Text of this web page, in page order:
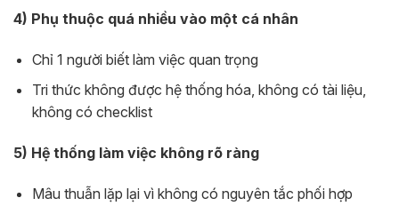
4) Phụ thuộc quá nhiều vào một cá nhân
Chỉ 1 người biết làm việc quan trọng
Tri thức không được hệ thống hóa, không có tài liệu,
không có checklist
5) Hệ thống làm việc không rõ ràng
Mâu thuẫn lặp lại vì không có nguyên tắc phối hợp